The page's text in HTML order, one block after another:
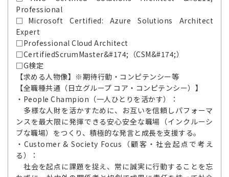
Professional
□Microsoft Certified: Azure Solutions Architect
Expert
□Professional Cloud Architect
□CertifiedScrumMaster&#174;（CSM&#174;）
□G検定
【求める人物像】※期待行動・コンピテンシー等
【全職種共通（日立グループ コア・コンピテンシー）】
・People Champion（一人ひとりを活かす）：
多様な人財を活かすために、お互いを信頼しパフォーマ
ンスを最大限に発揮できる安心安全な職場（インクルーシ
ブな職場）をつくり、積極的な発言と成長を支援する。
・Customer & Society Focus（顧客・社会起点で考え
る）：
社会を起点に課題を捉え、常に誠実に行動することを忘